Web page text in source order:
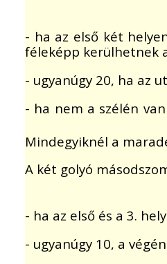
- ha az első két
féleképp kerülhetnek
- ugyanúgy 20, ha az
- ha nem a szélén
Mindegyiknél a
A két golyó
- ha az első és a 3.
- ugyanúgy 10, a